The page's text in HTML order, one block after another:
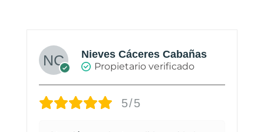
Nieves Cáceres Cabañas
Propietario verificado
5/5